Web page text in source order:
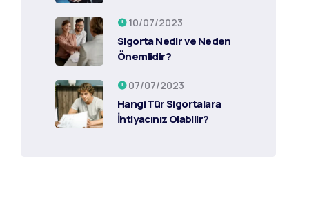
10/07/2023
Sigorta Nedir ve Neden
Önemlidir?
07/07/2023
Hangi Tür Sigortalara
İhtiyacınız Olabilir?